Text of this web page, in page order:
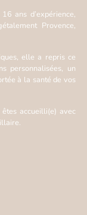
ans d’expérience,
Provence,
elle a repris ce
personnalisées, un
à la santé de vos
accueilli(e) avec